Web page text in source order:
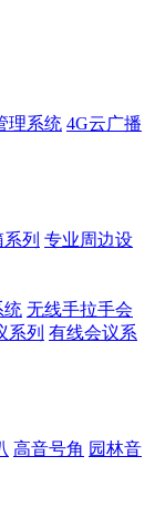
理系统 4G云广播
列 专业周边设
统 无线手拉手会
系列 有线会议系
高音号角 园林音